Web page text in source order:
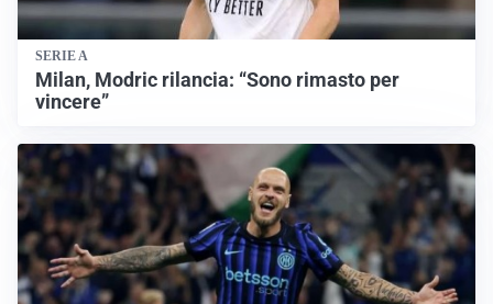
SERIE A
Milan, Modric rilancia: “Sono rimasto per
vincere”